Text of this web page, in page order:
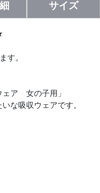
サイズ
す。
ェア 女の子用」
な吸収ウェアです。